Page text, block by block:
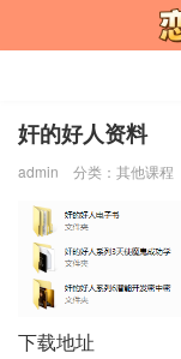
奸的好人资料
admin 分类： 其他课程
下载地址